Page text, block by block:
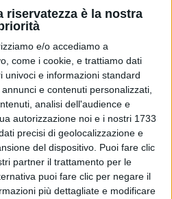
riservatezza è la nostra
e/o accediamo a
come i cookie, e trattiamo dati
univoci e informazioni standard
e contenuti personalizzati,
analisi dell'audience e
autorizzazione noi e i nostri 1733
precisi di geolocalizzazione e
del dispositivo. Puoi fare clic
partner il trattamento per le
puoi fare clic per negare il
più dettagliate e modificare